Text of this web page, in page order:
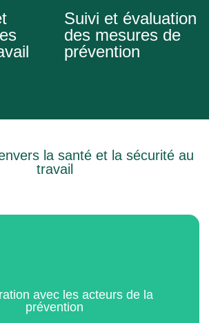
Suivi et évaluation
des mesures de
prévention
la santé et la sécurité au
travail
avec les acteurs de la
prévention